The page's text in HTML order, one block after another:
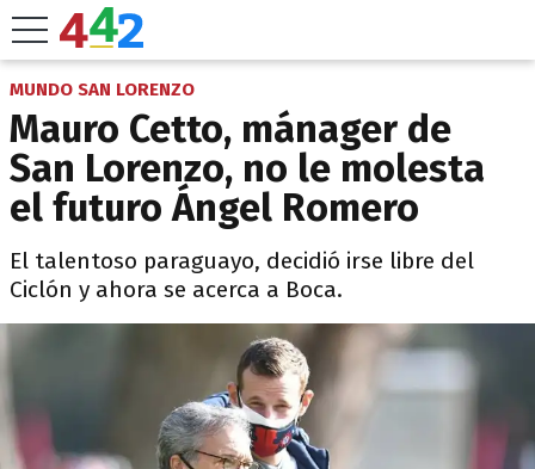
MUNDO SAN LORENZO
Mauro Cetto, mánager de
San Lorenzo, no le molesta
el futuro Ángel Romero
El talentoso paraguayo, decidió irse libre del
Ciclón y ahora se acerca a Boca.